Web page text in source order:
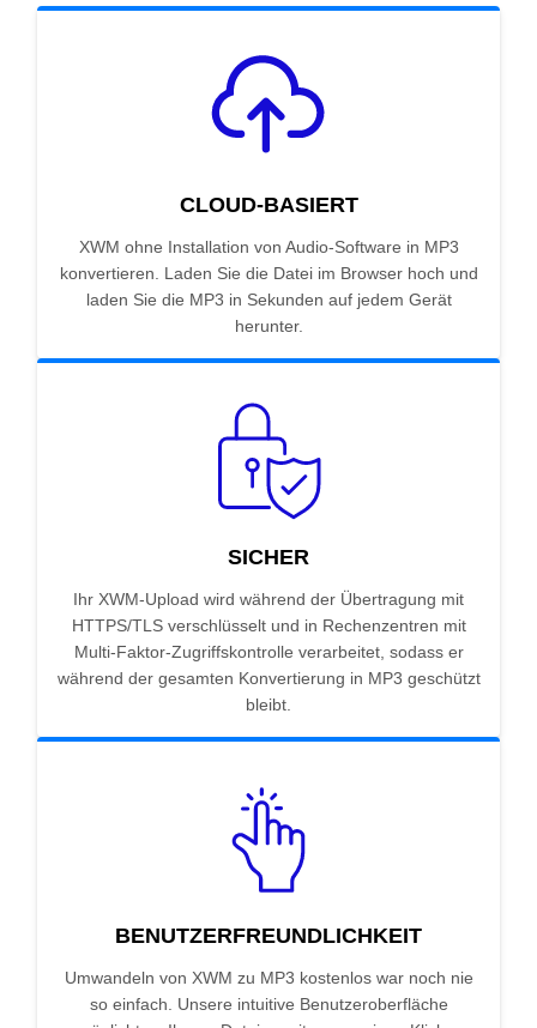
CLOUD-BASIERT
XWM ohne Installation von Audio-Software in MP3
konvertieren. Laden Sie die Datei im Browser hoch und
laden Sie die MP3 in Sekunden auf jedem Gerät
herunter.
SICHER
Ihr XWM-Upload wird während der Übertragung mit
HTTPS/TLS verschlüsselt und in Rechenzentren mit
Multi-Faktor-Zugriffskontrolle verarbeitet, sodass er
während der gesamten Konvertierung in MP3 geschützt
bleibt.
BENUTZERFREUNDLICHKEIT
Umwandeln von XWM zu MP3 kostenlos war noch nie
so einfach. Unsere intuitive Benutzeroberfläche